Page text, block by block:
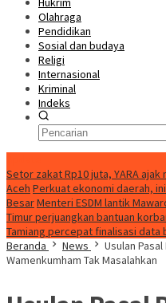
Olahraga
Pendidikan
Sosial dan budaya
Religi
Internasional
Kriminal
Indeks
Setor zakat Rp10 juta, YARA
Aceh Perkuat ekonomi daerah,
BesarMenteri ESDM lantik
Timur perjuangkan bantuan
Tamiang percepat finalisasi data
Beranda
News
Usulan Pasal
Wamenkumham Tak Masalahkan